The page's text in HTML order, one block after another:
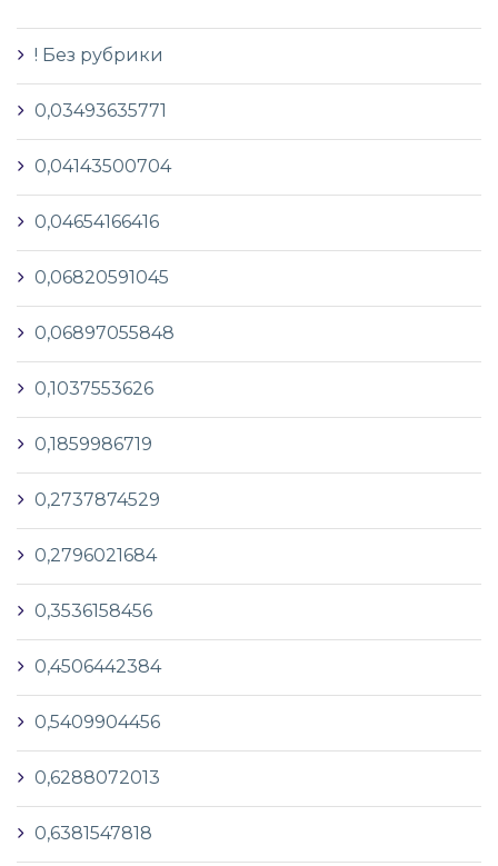
! Без рубрики
0,03493635771
0,04143500704
0,04654166416
0,06820591045
0,06897055848
0,1037553626
0,1859986719
0,2737874529
0,2796021684
0,3536158456
0,4506442384
0,5409904456
0,6288072013
0,6381547818